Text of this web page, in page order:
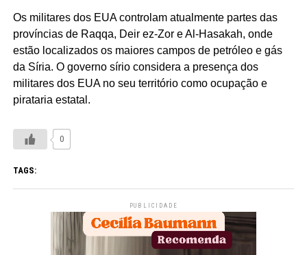
Os militares dos EUA controlam atualmente partes das
províncias de Raqqa, Deir ez-Zor e Al-Hasakah, onde
estão localizados os maiores campos de petróleo e gás
da Síria. O governo sírio considera a presença dos
militares dos EUA no seu território como ocupação e
pirataria estatal.
0
TAGS:
PUBLICIDADE